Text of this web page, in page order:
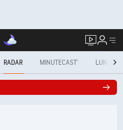
RADAR MINUTECAST® LUNAR